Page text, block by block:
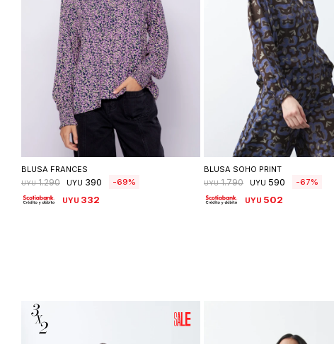
Seleccionar talle
BLUSA FRANCES
UYU 1.290 UYU 390 69
UYU 332
Seleccionar talle
BLUSA SOHO PRINT
UYU 1.790 UYU 590 67
UYU 502